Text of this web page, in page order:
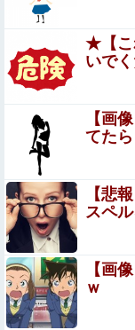
【艦これ】装
【朗報】本田望結
胸がでかかった！
国家予算が枯渇し
金属じゃなくて自
ぎる……
【珍事】サッカー
う。
【画像】北朝鮮の
ッッッッッッ！
ティアーユ・ルナ
【ToLOVEる -とら
★【こ
いで
【画
てた
【悲
スペ
【画
ｗ